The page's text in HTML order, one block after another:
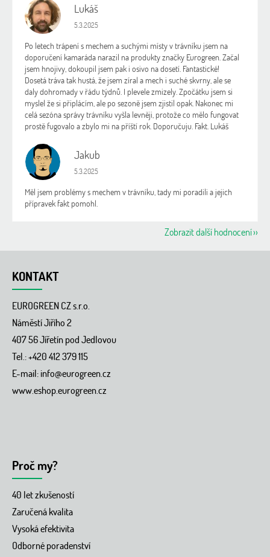
L Lukáš
Hodnocení obchodu je 5 z 5 hvězdiček.
5.3.2025
Po letech trápení s mechem a suchými místy v trávníku jsem na
doporučení kamaráda narazil na produkty značky Eurogreen. Začal
jsem hnojivy, dokoupil jsem pak i osivo na dosetí. Fantastické!
Dosetá tráva tak hustá, že jsem zíral a mech i suché skvrny, ale se
daly dohromady v řádu týdnů. I plevele zmizely. Zpočátku jsem si
myslel že si připlácím, ale po sezoně jsem zjistil opak. Nakonec mi
celá sezóna správy trávníku vyšla levněji, protože co mělo fungovat
prostě fugovalo a zbylo mi na příští rok. Doporučuju. Fakt. Lukáš
J Jakub
Hodnocení obchodu je 5 z 5 hvězdiček.
5.3.2025
Měl jsem problémy s mechem v trávníku, tady mi poradili a jejich
přípravek fakt pomohl.
Zobrazit další hodnocení
KONTAKT
EUROGREEN CZ s.r.o.
Náměstí Jiřího 2
407 56 Jířetín pod Jedlovou
Tel.: +420 412 379 115
E-mail:info@eurogreen.cz
www.eshop.eurogreen.cz
Proč my?
40 let zkušeností
Zaručená kvalita
Vysoká efektivita
Odborné poradenství